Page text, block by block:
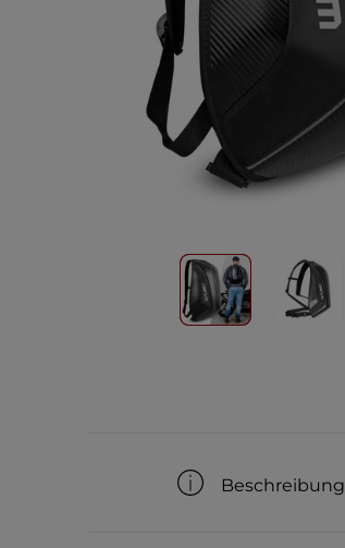
Beschreibung